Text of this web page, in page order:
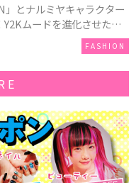
」とナルミヤキャラクター
ムードを進化させた新
FASHION